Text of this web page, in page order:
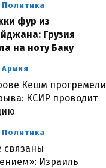
Политика
фур из
Грузия
на ноту Баку
Армия
Кешм прогремели
КСИР проводит
Политика
Израиль